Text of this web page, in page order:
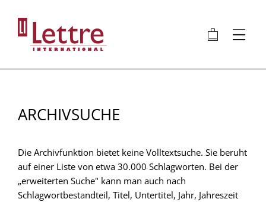
Inhalt
🛍 ⋮
ARCHIVSUCHE
Die Archivfunktion bietet keine Volltextsuche. Sie beruht
auf einer Liste von etwa 30.000 Schlagworten. Bei der
„erweiterten Suche" kann man auch nach
Schlagwortbestandteil, Titel, Untertitel, Jahr, Jahreszeit